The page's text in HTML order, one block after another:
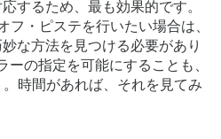
するため、最も効果的です。
フ・ピステを行いたい場合は、
な方法を見つける必要があり
ーの指定を可能にすることも、
。時間があれば、それを見てみ